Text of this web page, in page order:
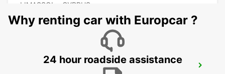
LIMASSOL - CYPRUS
Why renting car with Europcar ?
24 hour roadside assistance